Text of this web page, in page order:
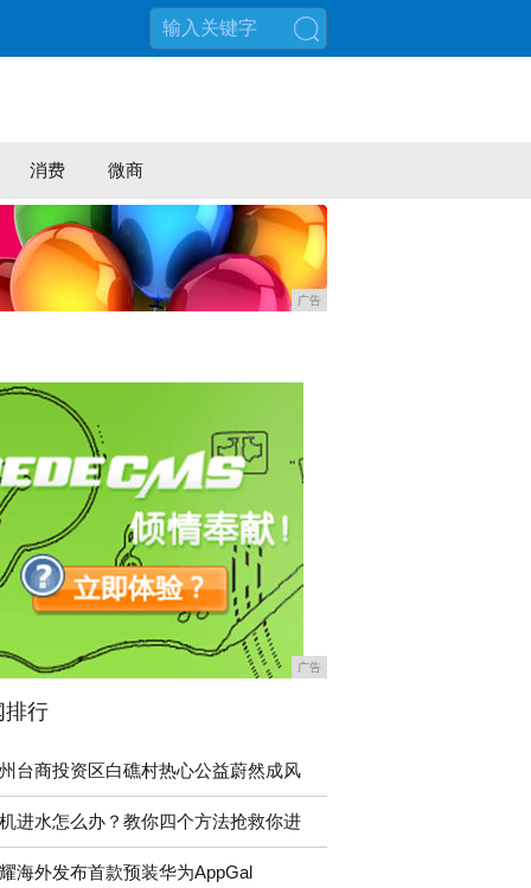
消费 微商
广告
广告
排行
台商投资区白礁村热心公益蔚然成风
进水怎么办？教你四个方法抢救你进
海外发布首款预装华为AppGal